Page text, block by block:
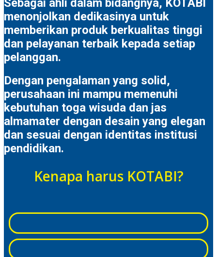
Sebagai ahli dalam bidangnya, KOTABI
menonjolkan dedikasinya untuk
memberikan produk berkualitas tinggi
dan pelayanan terbaik kepada setiap
pelanggan.
Dengan pengalaman yang solid,
perusahaan ini mampu memenuhi
kebutuhan toga wisuda dan jas
almamater dengan desain yang elegan
dan sesuai dengan identitas institusi
pendidikan.
Kenapa harus KOTABI?